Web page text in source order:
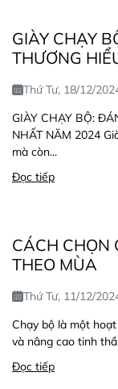
GIÀY CHẠY
THƯƠNG
Thứ Tư, 18/12/
GIÀY CHẠY BỘ:
NHẤT NĂM 2024
mà còn...
Đọc tiếp
CÁCH CHỌN
THEO MÙA
Thứ Tư, 11/12/
Chạy bộ là một
và nâng cao tinh
Đọc tiếp